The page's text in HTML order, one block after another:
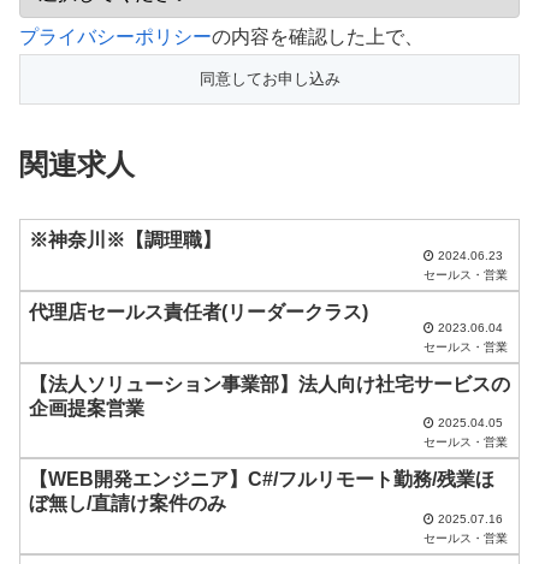
こ
フ
ー
ド
空
ま
て
プライバシーポリシーの内容を確認した上で、
関連求人
※神奈川※【調理職】
2024.06.23
セールス・営業
代理店セールス責任者(リーダークラス)
2023.06.04
セールス・営業
【法人ソリューション事業部】法人向け社宅サービスの
企画提案営業
2025.04.05
セールス・営業
【WEB開発エンジニア】C#/フルリモート勤務/残業ほ
ぼ無し/直請け案件のみ
2025.07.16
セールス・営業